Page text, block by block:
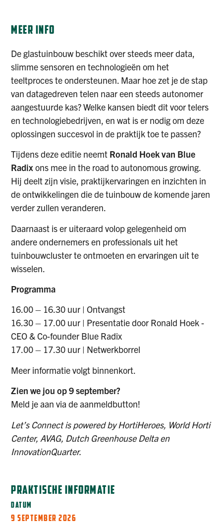
MEER INFO
De glastuinbouw beschikt over steeds meer data,
slimme sensoren en technologieën om het
teeltproces te ondersteunen. Maar hoe zet je de stap
van datagedreven telen naar een steeds autonomer
aangestuurde kas? Welke kansen biedt dit voor telers
en technologiebedrijven, en wat is er nodig om deze
oplossingen succesvol in de praktijk toe te passen?
Tijdens deze editie neemt Ronald Hoek van Blue
Radixons mee in the road to autonomous growing.
Hij deelt zijn visie, praktijkervaringen en inzichten in
de ontwikkelingen die de tuinbouw de komende jaren
verder zullen veranderen.
Daarnaast is er uiteraard volop gelegenheid om
andere ondernemers en professionals uit het
tuinbouwcluster te ontmoeten en ervaringen uit te
wisselen.
Programma
16.00 – 16.30 uur | Ontvangst
16.30 – 17.00 uur | Presentatie door Ronald Hoek -
CEO & Co-founder Blue Radix
17.00 – 17.30 uur | Netwerkborrel
Meer informatie volgt binnenkort.
Zien we jou op 9 september?
Meld je aan via de aanmeldbutton!
Let’s Connect is powered by HortiHeroes, World Horti
Center, AVAG, Dutch Greenhouse Delta en
InnovationQuarter.
PRAKTISCHE INFORMATIE
DATUM
9 SEPTEMBER 2026